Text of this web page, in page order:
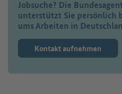
Jobsuche? Die
unterstützt Sie persönlich
ums Arbeiten in
Kontakt aufnehmen